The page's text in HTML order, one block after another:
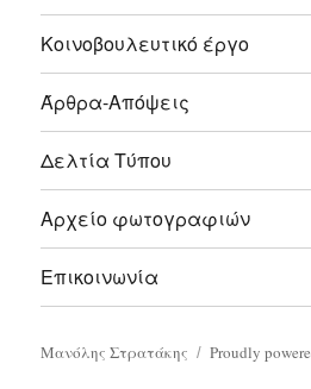
Κοινοβουλευτικό έργο
Άρθρα-Απόψεις
Δελτία Τύπου
Αρχείο φωτογραφιών
Επικοινωνία
Μανόλης Στρατάκης Proudly